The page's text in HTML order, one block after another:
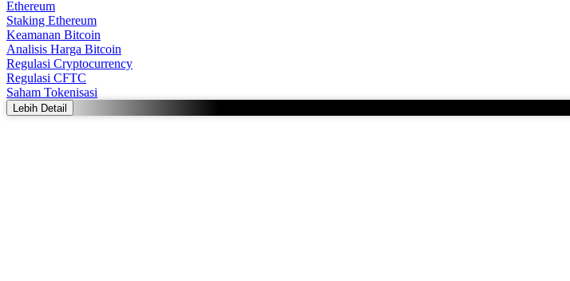
Ethereum
Staking Ethereum
Keamanan Bitcoin
Analisis Harga Bitcoin
Regulasi Cryptocurrency
Regulasi CFTC
Saham Tokenisasi
Lebih Detail